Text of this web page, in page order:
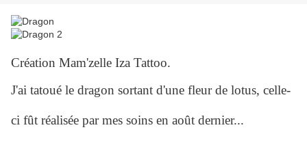
Création Mam'zelle Iza Tattoo.
J'ai tatoué le dragon sortant d'une fleur de lotus, celle-
ci fût réalisée par mes soins en août dernier...